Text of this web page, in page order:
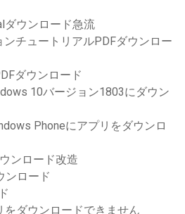
ダウンロード急流
チュートリアルPDFダウンロー
ダウンロード
10バージョン1803にダウン
Phoneにアプリをダウンロ
ンロード改造
ンロード
ダウンロードできません